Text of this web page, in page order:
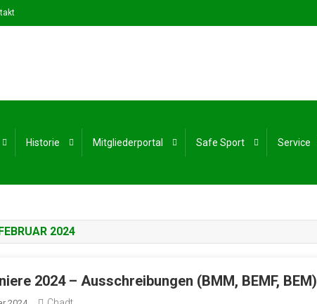
Historie Mitgliederportal Safe Sport Service
2024
2024 – Ausschreibungen (BMM, BEMF, BEM)